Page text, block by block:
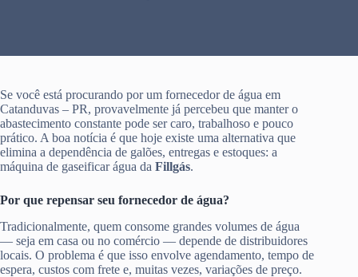
Se você está procurando por um fornecedor de água em
Catanduvas – PR, provavelmente já percebeu que manter o
abastecimento constante pode ser caro, trabalhoso e pouco
prático. A boa notícia é que hoje existe uma alternativa que
elimina a dependência de galões, entregas e estoques: a
máquina de gaseificar água da Fillgás.
Por que repensar seu fornecedor de água?
Tradicionalmente, quem consome grandes volumes de água
— seja em casa ou no comércio — depende de distribuidores
locais. O problema é que isso envolve agendamento, tempo de
espera, custos com frete e, muitas vezes, variações de preço.